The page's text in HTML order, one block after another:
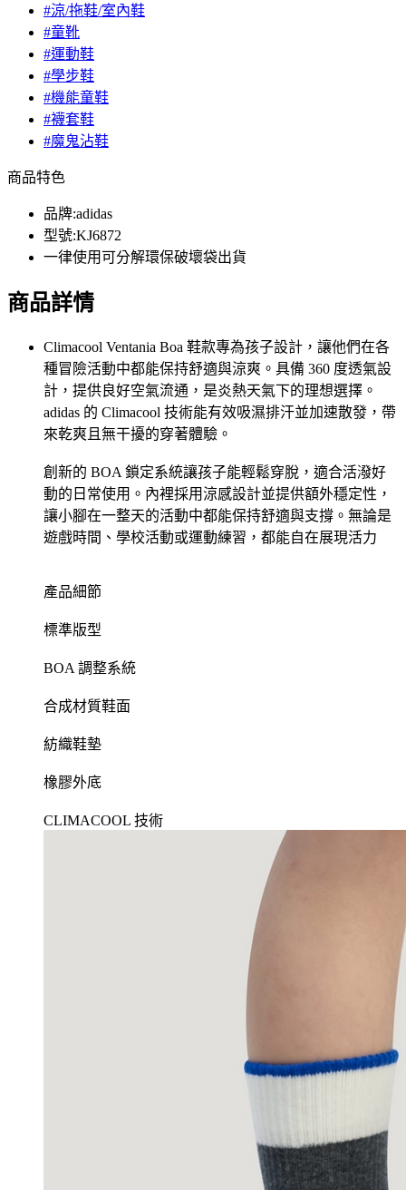
#涼/拖鞋/室內鞋
#童靴
#運動鞋
#學步鞋
#機能童鞋
#襪套鞋
#魔鬼沾鞋
商品特色
品牌:adidas
型號:KJ6872
一律使用可分解環保破壞袋出貨
商品詳情
Climacool Ventania Boa 鞋款專為孩子設計，讓他們在各
種冒險活動中都能保持舒適與涼爽。具備 360 度透氣設
計，提供良好空氣流通，是炎熱天氣下的理想選擇。
adidas 的 Climacool 技術能有效吸濕排汗並加速散發，帶
來乾爽且無干擾的穿著體驗。
創新的 BOA 鎖定系統讓孩子能輕鬆穿脫，適合活潑好
動的日常使用。內裡採用涼感設計並提供額外穩定性，
讓小腳在一整天的活動中都能保持舒適與支撐。無論是
遊戲時間、學校活動或運動練習，都能自在展現活力
產品細節
標準版型
BOA 調整系統
合成材質鞋面
紡織鞋墊
橡膠外底
CLIMACOOL 技術